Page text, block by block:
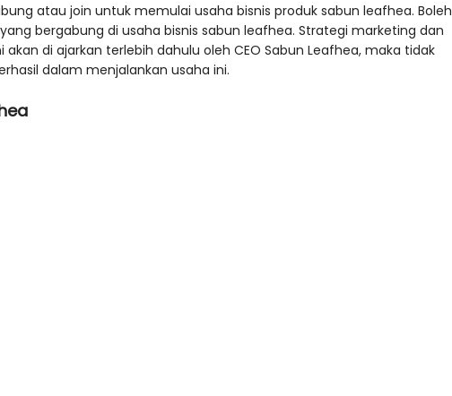
atau join untuk memulai usaha bisnis produk sabun leafhea. Boleh
bergabung di usaha bisnis sabun leafhea. Strategi marketing dan
di ajarkan terlebih dahulu oleh CEO Sabun Leafhea, maka tidak
dalam menjalankan usaha ini.